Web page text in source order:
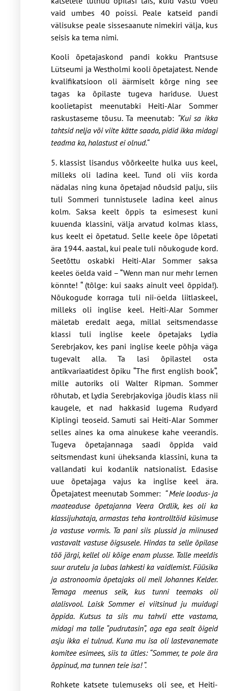
vaid umbes 40 poissi. Peale katseid pandi
välisukse peale sissesaanute nimekiri välja, kus
seisis ka tema nimi.
Kooli õpetajaskond pandi kokku Prantsuse
Lütseumi ja Westholmi kooli õpetajatest. Nende
kvalifikatsioon oli äärmiselt kõrge ning see
tagas ka õpilaste tugeva hariduse. Uuest
koolietapist meenutabki Heiti-Alar Sommer
raskustaseme tõusu. Ta meenutab: “Kui sa ikka
tahtsid nelja või viite kätte saada, pidid ikka midagi
teadma ka, halastust ei olnud.“
5. klassist lisandus võõrkeelte hulka uus keel,
milleks oli ladina keel. Tund oli viis korda
nädalas ning kuna õpetajad nõudsid palju, siis
tuli Sommeri tunnistusele ladina keel ainus
kolm. Saksa keelt õppis ta esimesest kuni
kuuenda klassini, välja arvatud kolmas klass,
kus keelt ei õpetatud. Selle keele õpe lõpetati
ära 1944. aastal, kui peale tuli nõukogude kord.
Seetõttu oskabki Heiti-Alar Sommer saksa
keeles öelda vaid – “Wenn man nur mehr lernen
könnte! “ (tõlge: kui saaks ainult veel õppida!).
Nõukogude korraga tuli nii-öelda liitlaskeel,
milleks oli inglise keel. Heiti-Alar Sommer
mäletab eredalt aega, millal seitsmendasse
klassi tuli inglise keele õpetajaks Lydia
Serebrjakov, kes pani inglise keele põhja väga
tugevalt alla. Ta lasi õpilastel osta
antikvariaatidest õpiku “The first english book“,
mille autoriks oli Walter Ripman. Sommer
rõhutab, et Lydia Serebrjakoviga jõudis klass nii
kaugele, et nad hakkasid lugema Rudyard
Kiplingi teoseid. Samuti sai Heiti-Alar Sommer
selles aines ka oma ainukese kahe veerandis.
Tugeva õpetajannaga saadi õppida vaid
seitsmendast kuni üheksanda klassini, kuna ta
vallandati kui kodanlik natsionalist. Edasise
uue õpetajaga vajus ka inglise keel ära.
Õpetajatest meenutab Sommer: “ Meie loodus- ja
maateaduse õpetajanna Veera Ordlik, kes oli ka
klassijuhataja, armastas teha kontrolltöid küsimuse
ja vastuse vormis. Ta pani siis plussid ja miinused
vastavalt vastuse õigsusele. Hindas ta selle õpilase
töö järgi, kellel oli kõige enam plusse. Talle meeldis
suur arutelu ja lubas lahkesti ka vaidlemist. Füüsika
ja astronoomia õpetajaks oli meil Johannes Kelder.
Temaga meenus seik, kus tunni teemaks oli
alalisvool. Laisk Sommer ei viitsinud ju muidugi
õppida. Kutsus ta siis mu tahvli ette vastama,
midagi ma talle “pudrutasin“, aga ega sealt õigeid
asju ikka ei tulnud. Kuna mu isa oli lastevanemate
komitee esimees, siis ta ütles: “Sommer, te pole ära
õppinud, ma tunnen teie isa! “.
Rohkete katsete tulemuseks oli see, et Heiti-